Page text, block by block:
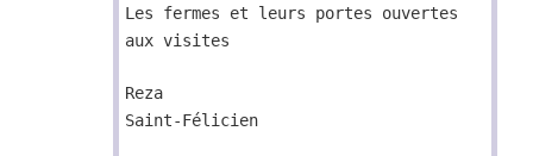
Les fermes et leurs portes ouvertes
aux visites
Reza
Saint-Félicien